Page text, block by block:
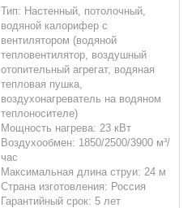
Тип: Настенный, потолочный,
водяной калорифер с
вентилятором (водяной
тепловентилятор, воздушный
отопительный агрегат, водяная
тепловая пушка,
воздухонагреватель на водяном
теплоносителе)
Мощность нагрева: 23 кВт
Воздухообмен: 1850/2500/3900 м³/
час
Максимальная длина струи: 24 м
Страна изготовления: Россия
Гарантийный срок: 5 лет